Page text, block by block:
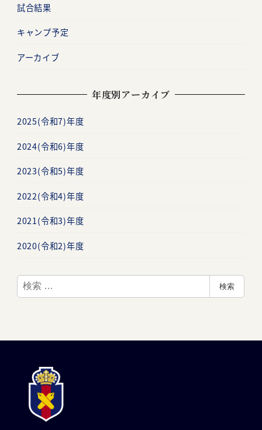
試合結果
キャンプ予定
アーカイブ
年度別アーカイブ
2025(令和7)年度
2024(令和6)年度
2023(令和5)年度
2022(令和4)年度
2021(令和3)年度
2020(令和2)年度
検
索
検索